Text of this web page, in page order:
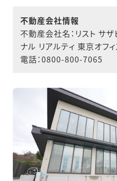
不動産会社情報
不動産会社名：リスト サ
ナル リアルティ 東京オフィ
電話：0800-800-7065